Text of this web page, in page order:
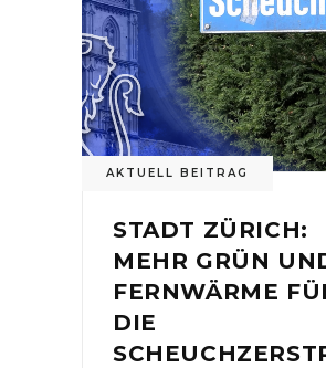
AKTUELL BEITRAG
STADT ZÜRICH:
MEHR GRÜN
FERNWÄRME
DIE